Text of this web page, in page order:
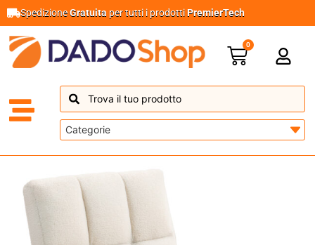
SpedizioneGratuita per tutti i prodottiPremierTech
0